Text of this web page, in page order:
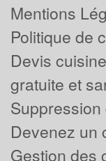
Mentions
Politique de
Devis
gratuite et
Devenez un
Gestion des